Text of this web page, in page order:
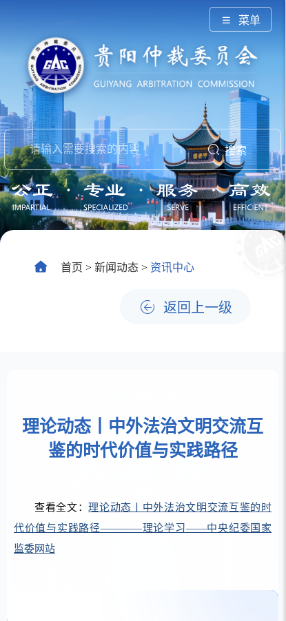
搜索
菜单
首页 > 新闻动态 > 资讯中心
返回上一级
理论动态丨中外法治文明交流互
鉴的时代价值与实践路径
查看全文：理论动态丨中外法治文明交流互鉴的时
代价值与实践路径————理论学习——中央纪委国家
监委网站